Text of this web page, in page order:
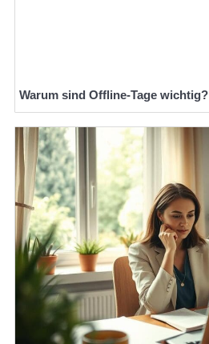
Warum sind Offline-Tage wichtig?